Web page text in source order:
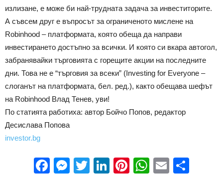
излизане, е може би най-трудната задача за инвеститорите.
А съвсем друг е въпросът за ограниченото мислене на
Robinhood – платформата, която обеща да направи
инвестирането достъпно за всички. И която си вкара автогол,
забранявайки търговията с горещите акции на последните
дни. Това не е “търговия за всеки” (Investing for Everyone –
слоганът на платформата, бел. ред.), както обещава шефът
на Robinhood Влад Тенев, уви!
По статията работиха: автор Бойчо Попов, редактор
Десислава Попова
investor.bg
Facebook
Messenger
Twitter
LinkedIn
Pinterest
WhatsApp
Email